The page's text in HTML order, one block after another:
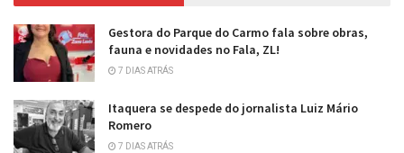
Gestora do Parque do Carmo fala sobre obras,
fauna e novidades no Fala, ZL!
7 DIAS ATRÁS
Itaquera se despede do jornalista Luiz Mário
Romero
7 DIAS ATRÁS